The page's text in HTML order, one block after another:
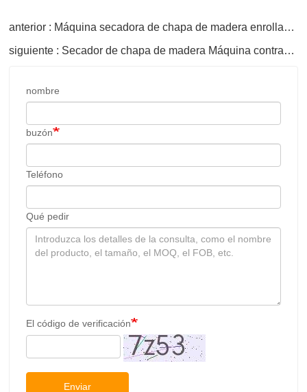
anterior : Máquina secadora de chapa de madera enrollable para la venta
siguiente : Secador de chapa de madera Máquina contrachapada
nombre
buzón
Teléfono
Qué pedir
El código de verificación
Enviar